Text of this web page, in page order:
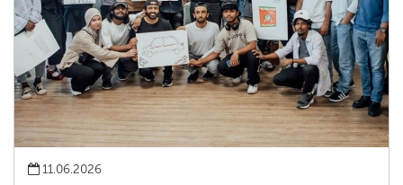
11.06.2026